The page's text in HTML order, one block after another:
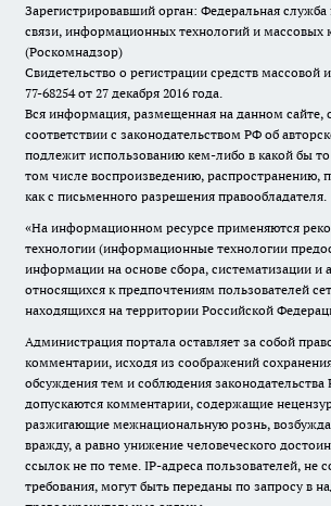
Зарегистрировавший орган: Федеральная
связи, информационных технологий и массовых
(Роскомнадзор)
Свидетельство о регистрации средств
77-68254 от 27 декабря 2016 года.
Вся информация, размещенная на данном сайте,
соответствии с законодательством РФ об
подлежит использованию кем-либо в какой бы
том числе воспроизведению, распространению,
как с письменного разрешения правообладателя.
«На информационном ресурсе применяются
технологии (информационные технологии
информации на основе сбора, систематизации и
относящихся к предпочтениям пользователей
находящихся на территории Российской
Администрация портала оставляет за собой
комментарии, исходя из соображений
обсуждения тем и соблюдения законодательства
допускаются комментарии, содержащие
разжигающие межнациональную рознь,
вражду, а равно унижение человеческого
ссылок не по теме. IP-адреса пользователей, не
требования, могут быть переданы по запросу в